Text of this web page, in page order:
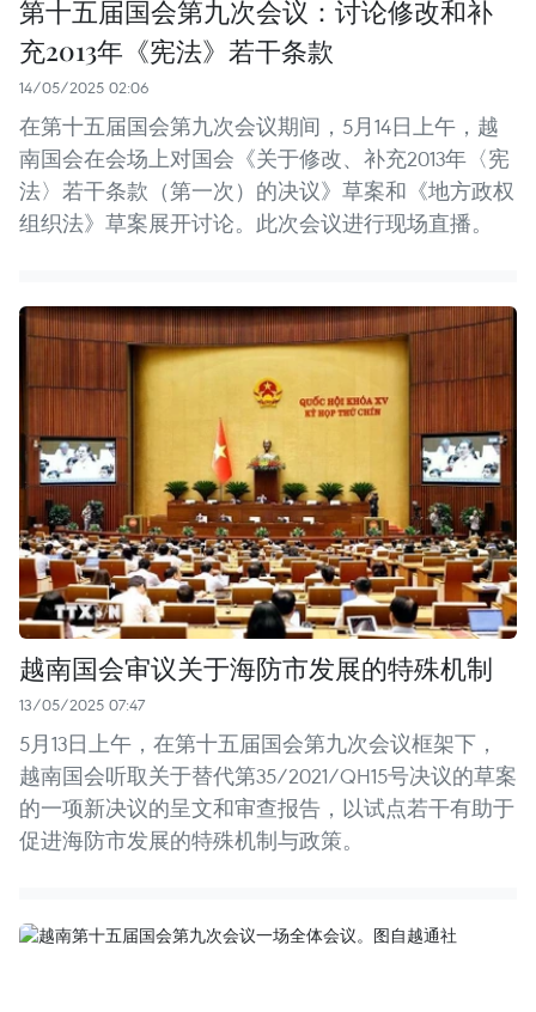
第十五届国会第九次会议：讨论修改和补
充2013年《宪法》若干条款
14/05/2025 02:06
在第十五届国会第九次会议期间，5月14日上午，越
南国会在会场上对国会《关于修改、补充2013年〈宪
法〉若干条款（第一次）的决议》草案和《地方政权
组织法》草案展开讨论。此次会议进行现场直播。
越南国会审议关于海防市发展的特殊机制
13/05/2025 07:47
5月13日上午，在第十五届国会第九次会议框架下，
越南国会听取关于替代第35/2021/QH15号决议的草案
的一项新决议的呈文和审查报告，以试点若干有助于
促进海防市发展的特殊机制与政策。